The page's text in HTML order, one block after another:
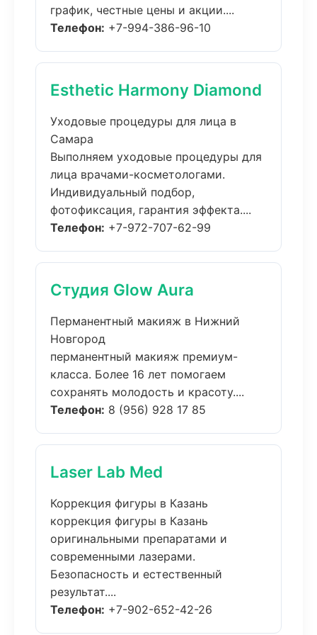
график, честные цены и акции....
Телефон: +7-994-386-96-10
Esthetic Harmony Diamond
Уходовые процедуры для лица в
Самара
Выполняем уходовые процедуры для
лица врачами-косметологами.
Индивидуальный подбор,
фотофиксация, гарантия эффекта....
Телефон: +7-972-707-62-99
Студия Glow Aura
Перманентный макияж в Нижний
Новгород
перманентный макияж премиум-
класса. Более 16 лет помогаем
сохранять молодость и красоту....
Телефон: 8 (956) 928 17 85
Laser Lab Med
Коррекция фигуры в Казань
коррекция фигуры в Казань
оригинальными препаратами и
современными лазерами.
Безопасность и естественный
результат....
Телефон: +7-902-652-42-26